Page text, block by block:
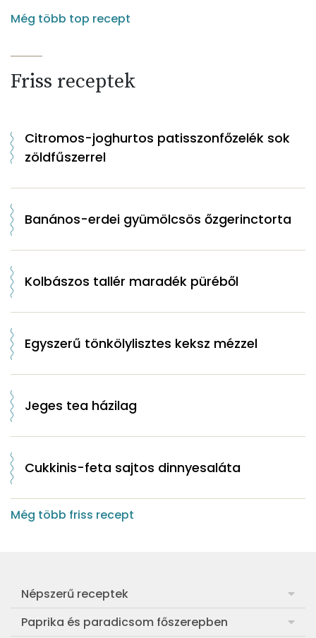
Még több top recept
Friss receptek
Citromos-joghurtos patisszonfőzelék sok
zöldfűszerrel
Banános-erdei gyümölcsös őzgerinctorta
Kolbászos tallér maradék püréből
Egyszerű tönkölylisztes keksz mézzel
Jeges tea házilag
Cukkinis-feta sajtos dinnyesaláta
Még több friss recept
Népszerű receptek
Frankfurti leves
Paprika és paradicsom főszerepben